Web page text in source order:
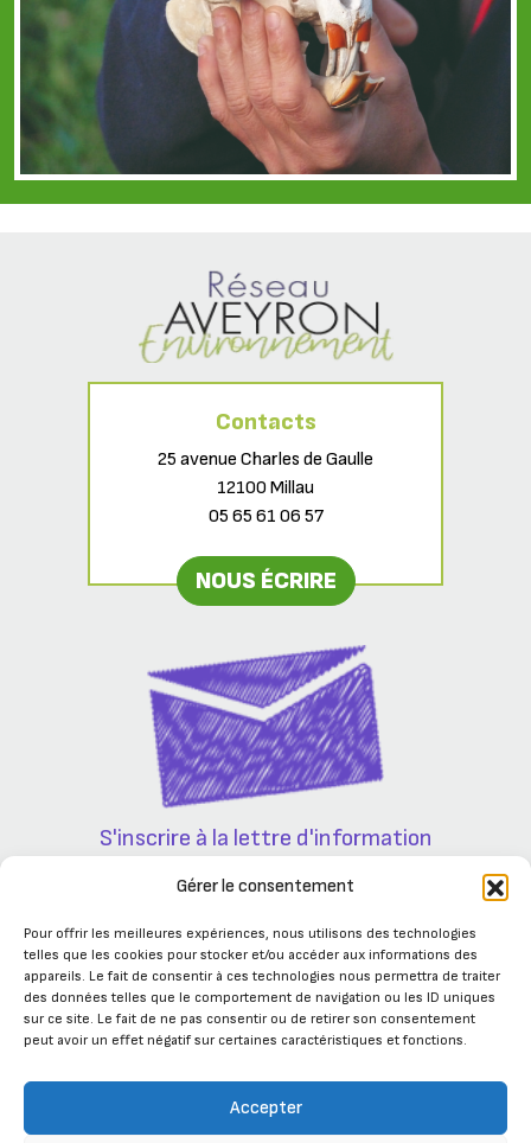
Gérer le consentement
Pour offrir les meilleures expériences, nous utilisons des technologies
telles que les cookies pour stocker et/ou accéder aux informations des
appareils. Le fait de consentir à ces technologies nous permettra de traiter
des données telles que le comportement de navigation ou les ID uniques
sur ce site. Le fait de ne pas consentir ou de retirer son consentement
peut avoir un effet négatif sur certaines caractéristiques et fonctions.
Accepter
Contacts
25 avenue Charles de Gaulle
12100 Millau
05 65 61 06 57
NOUS ÉCRIRE
S'inscrire à la lettre d'information